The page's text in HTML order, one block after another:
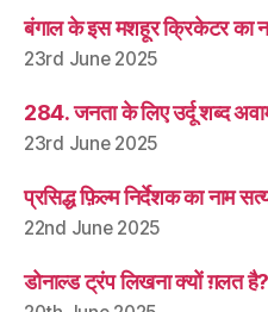
बंगाल के इस मशहूर क्रिकेटर का
23rd June 2025
284. जनता के लिए उर्दू शब्द
23rd June 2025
प्रसिद्ध फ़िल्म निर्देशक का नाम
22nd June 2025
डोनाल्ड ट्रंप लिखना क्यों ग़लत